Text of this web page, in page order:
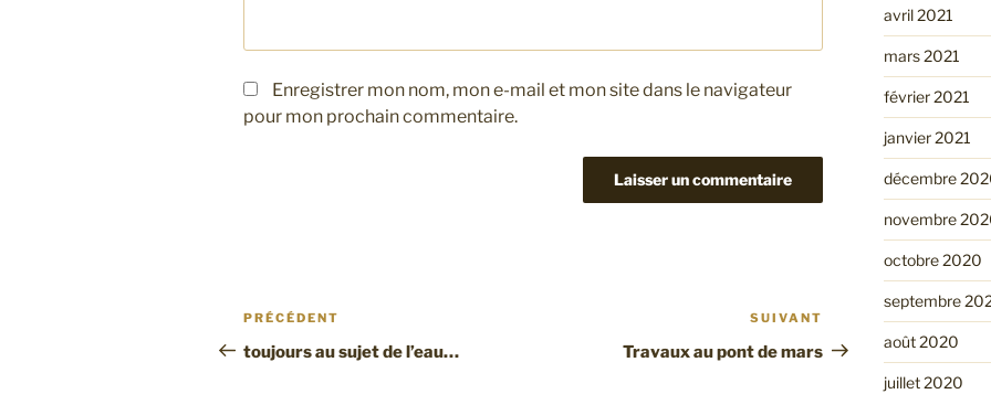
Enregistrer mon nom, mon e-mail et mon site dans le navigateur
pour mon prochain commentaire.
Navigation
de
Article
précédent
PRÉCÉDENT
toujours au sujet de l’eau…
suivant
SUIVANT
Travaux au pont de mars
avril 2021
mars 2021
février 2021
janvier 2021
décembre
novembre
octobre 2020
septembre
août 2020
juillet 2020